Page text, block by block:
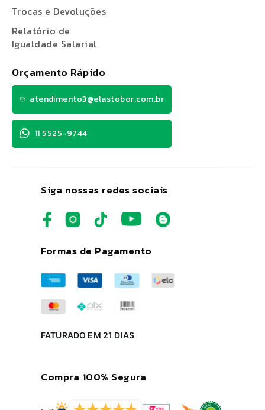
Siga nossas redes sociais
Formas de Pagamento
FATURADO EM 21 DIAS
Compra 100% Segura
Trocas e Devoluções
Relatório de
Igualdade Salarial
Orçamento Rápido
atendimento3@elastobor.com.br
11 5525-9744